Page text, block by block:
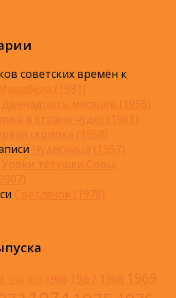
советских времён к
(1981)
Двенадцать месяцев (1956)
в стране чудес (1981)
скрипка (1958)
Чудесница (1957)
Уроки тётушки Совы.
Светлячок (1978)
1964 1965 1966 1967 1968 1969